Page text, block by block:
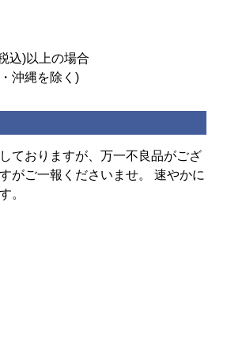
込)以上の場合
沖縄を除く)
ておりますが、万一不良品がござ
がご一報くださいませ。 速やかに
。